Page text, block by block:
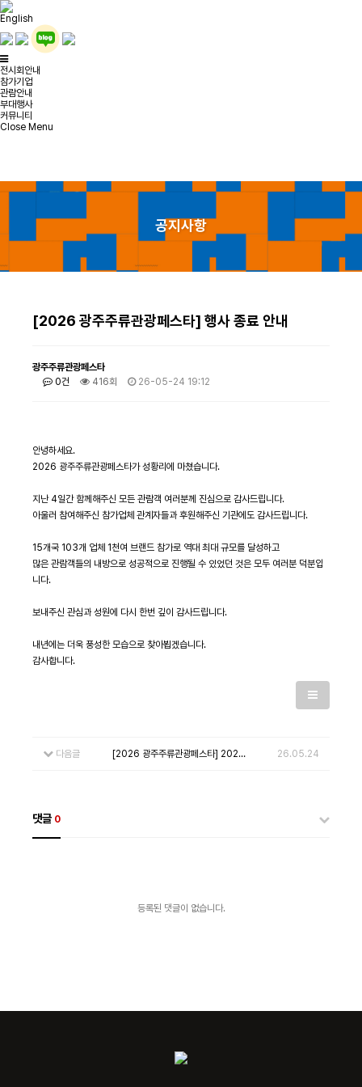
English
전시회안내
참가기업
관람안내
부대행사
커뮤니티
Close Menu
공지사항
[2026 광주주류관광페스타] 행사 종료 안내
광주주류관광페스타
0건
416회 26-05-24 19:12
안녕하세요.
2026 광주주류관광페스타가 성황리에 마쳤습니다.
지난 4일간 함께해주신 모든 관람객 여러분께 진심으로 감사드립니다.
아울러 참여해주신 참가업체 관계자들과 후원해주신 기관에도 감사드립니다.
15개국 103개 업체 1천여 브랜드 참가로 역대 최대 규모를 달성하고
많은 관람객들의 내방으로 성공적으로 진행될 수 있었던 것은 모두 여러분 덕분입
니다.
보내주신 관심과 성원에 다시 한번 깊이 감사드립니다.
내년에는 더욱 풍성한 모습으로 찾아뵙겠습니다.
감사합니다.
다음글 [2026 광주주류관광페스타] 2026 글로벌리큐르어워드 시상 결과 26.05.24
댓글 0
등록된 댓글이 없습니다.